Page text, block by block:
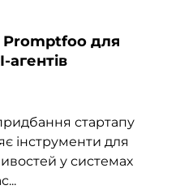
Promptfoo для
стартапу
інструменти для
у системах